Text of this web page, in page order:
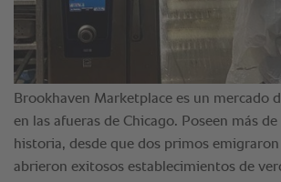
Brookhaven Marketplace es un mercado
en las afueras de Chicago. Poseen más
historia, desde que dos primos emigraron
abrieron exitosos establecimientos de